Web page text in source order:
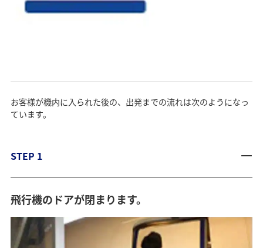
お客様が機内に入られた後の、出発までの流れは次のようになっ
ています。
STEP 1
飛行機のドアが閉まります。